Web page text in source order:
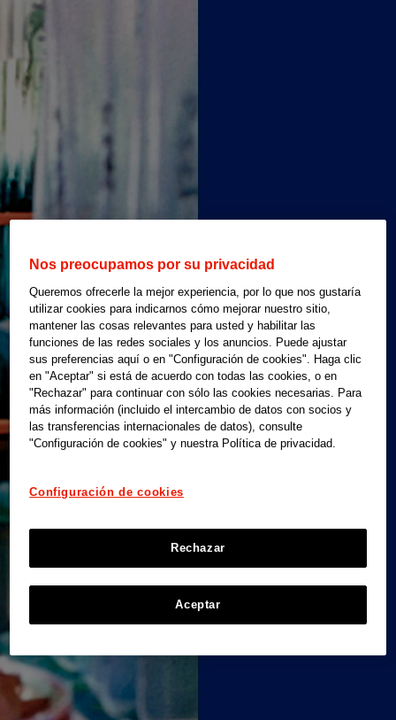
Nos preocupamos por su privacidad
Queremos ofrecerle la mejor experiencia, por lo que nos gustaría
utilizar cookies para indicarnos cómo mejorar nuestro sitio,
mantener las cosas relevantes para usted y habilitar las
funciones de las redes sociales y los anuncios. Puede ajustar
sus preferencias aquí o en "Configuración de cookies". Haga clic
en "Aceptar" si está de acuerdo con todas las cookies, o en
"Rechazar" para continuar con sólo las cookies necesarias. Para
más información (incluido el intercambio de datos con socios y
las transferencias internacionales de datos), consulte
"Configuración de cookies" y nuestra Política de privacidad.
Configuración de cookies
Rechazar
Aceptar